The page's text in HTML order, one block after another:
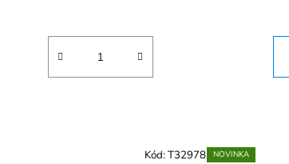
Kód:T32978 NOVINKA